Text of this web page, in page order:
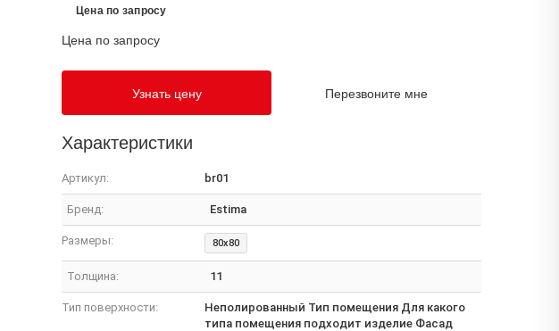
Цена по запросу
Цена по запросу
Узнать цену Перезвоните мне
Характеристики
Артикул: br01
Бренд: Estima
Размеры: 80x80
Толщина: 11
Тип поверхности:
Неполированный Тип помещения Для какого
типа помещения подходит изделие Фасад